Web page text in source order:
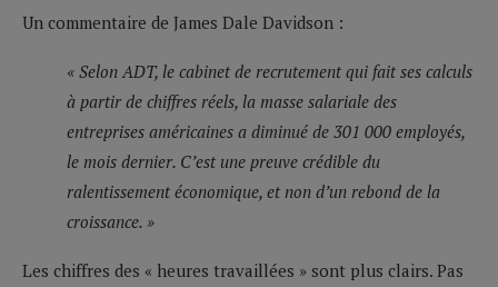
Un commentaire de James Dale Davidson :
« Selon ADT, le cabinet de recrutement qui fait ses calculs
à partir de chiffres réels, la masse salariale des
entreprises américaines a diminué de 301 000 employés,
le mois dernier. C’est une preuve crédible du
ralentissement économique, et non d’un rebond de la
croissance. »
Les chiffres des « heures travaillées » sont plus clairs. Pas